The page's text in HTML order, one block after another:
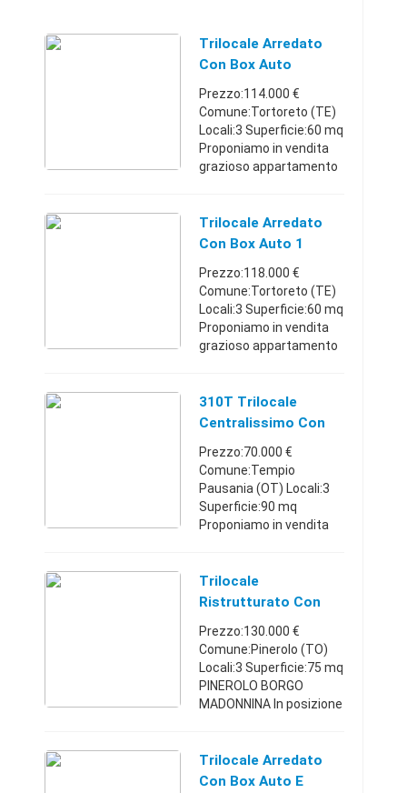
Trilocale Arredato
Con Box Auto
Prezzo:114.000 €
Comune:Tortoreto (TE)
Locali:3 Superficie:60 mq
Proponiamo in vendita
grazioso appartamento
senza ascensore di una
palazzina di recente co
Trilocale Arredato
Con Box Auto 1
Prezzo:118.000 €
Comune:Tortoreto (TE)
Locali:3 Superficie:60 mq
Proponiamo in vendita
grazioso appartamento
senza ascensore di una
palazzina di recente co
310T Trilocale
Centralissimo Con
Box Auto
Prezzo:70.000 €
Comune:Tempio
Pausania (OT) Locali:3
Superficie:90 mq
Proponiamo in vendita
"Belvedere" piano quinto
con ascensore.
Trilocale
Ristrutturato Con
Box Auto 1
Prezzo:130.000 €
Comune:Pinerolo (TO)
Locali:3 Superficie:75 mq
PINEROLO BORGO
MADONNINA In posizione
passi dcentro,
proponiamo in vendita
Trilocale Arredato
Con Box Auto E